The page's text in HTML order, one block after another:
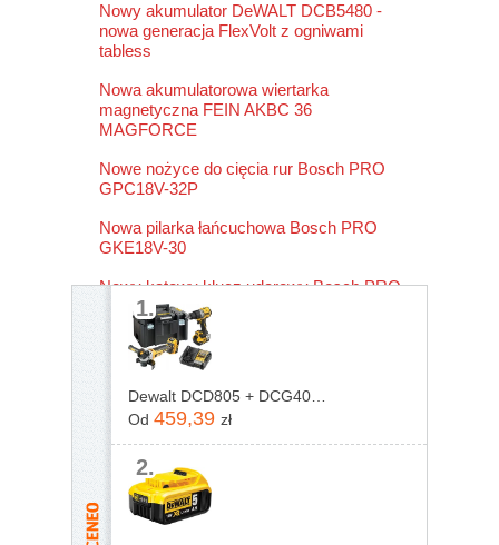
1.
Od 459,39 zł
2.
Nowy akumulator DeWALT DCB5480 -
nowa generacja FlexVolt z ogniwami
tabless
Nowa akumulatorowa wiertarka
magnetyczna FEIN AKBC 36
MAGFORCE
Nowe nożyce do cięcia rur Bosch PRO
GPC18V-32P
Nowa pilarka łańcuchowa Bosch PRO
GKE18V-30
Nowy kątowy klucz udarowy Bosch PRO
GRS18V-330